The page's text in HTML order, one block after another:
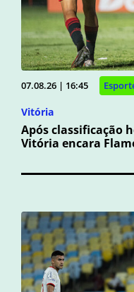
07.08.26 | 16:45
Vitória
Após classificação
Vitória encara